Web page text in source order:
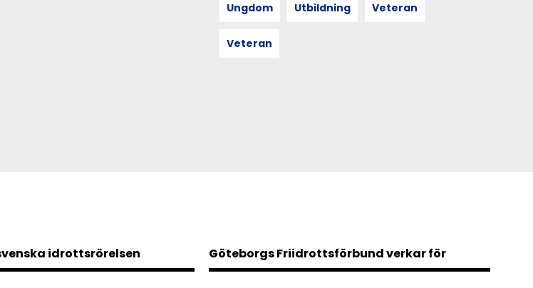
Ungdom Utbildning Veteran
Veteran
idrottsrörelsen Göteborgs Friidrottsförbund verkar för